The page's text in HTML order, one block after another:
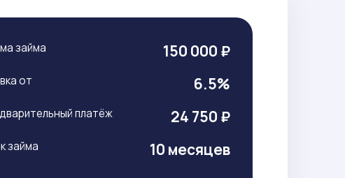
займа 150 000 ₽
от 6.5%
платёж 24 750 ₽
займа 10 месяцев